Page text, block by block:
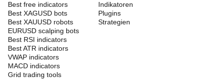
Best free indicators
Best XAGUSD bots
Best XAUUSD robots
EURUSD scalping bots
Best RSI indicators
Best ATR indicators
VWAP indicators
MACD indicators
Grid trading tools
Indikatoren
Plugins
Strategien